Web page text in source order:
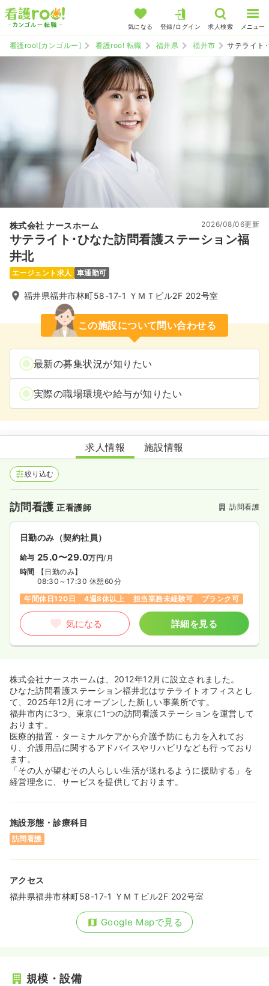
気になる 登録/ログイン 求人検索 メニュー
看護roo![カンゴルー] 看護roo! 転職 福井県 福井市 サテライト
株式会社 ナースホーム
サテライト･ひなた訪問看護ステーション福
井北
2026/08/06更新
エージェント求人 車通勤可
福井県福井市林町58-17‐1 ＹＭＴビル2F 202号室
この施設について問い合わせる
最新の募集状況が知りたい
実際の職場環境や給与が知りたい
サテライト･ひなた訪問看護ステーション福井北
求人情報 施設情報
絞り込む
訪問看護正看護師 訪問看護
日勤のみ（契約社員）
給与 25.0〜29.0万円/月
時間
【日勤のみ】
08:30～17:30 休憩60分
年間休日120日
4週8休以上 担当業務未経験可 ブランク可
気になる 詳細を見る
株式会社ナースホームは、2012年12月に設立されました。
ひなた訪問看護ステーション福井北はサテライトオフィスとし
て、2025年12月にオープンした新しい事業所です。
福井市内に3つ、東京に1つの訪問看護ステーションを運営して
おります。
医療的措置・ターミナルケアから介護予防にも力を入れてお
り、介護用品に関するアドバイスやリハビリなども行っており
ます。
「その人が望むその人らしい生活が送れるように援助する」を
経営理念に、サービスを提供しております。
施設形態・診療科目
訪問看護
アクセス
福井県福井市林町58-17‐1 ＹＭＴビル2F 202号室
Google Mapで見る
規模・設備